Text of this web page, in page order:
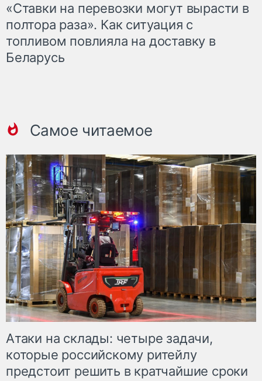
«Ставки на перевозки могут вырасти в
полтора раза». Как ситуация с
топливом повлияла на доставку в
Беларусь
Самое читаемое
Атаки на склады: четыре задачи,
которые российскому ритейлу
предстоит решить в кратчайшие сроки